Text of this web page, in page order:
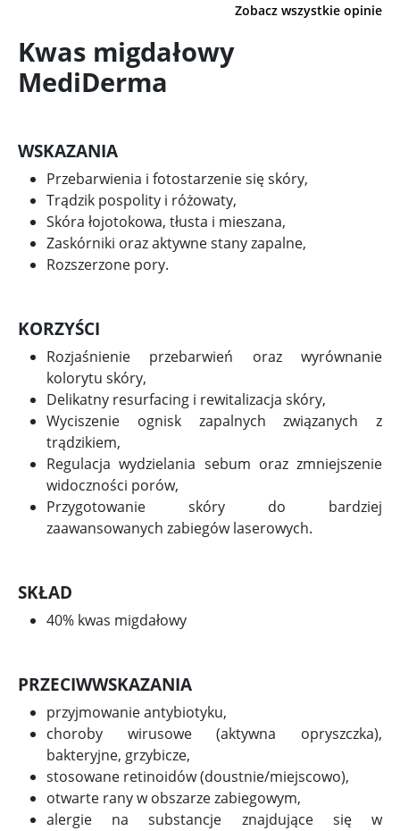
Zobacz wszystkie opinie
Kwas migdałowy
MediDerma
WSKAZANIA
Przebarwienia i fotostarzenie się skóry,
Trądzik pospolity i różowaty,
Skóra łojotokowa, tłusta i mieszana,
Zaskórniki oraz aktywne stany zapalne,
Rozszerzone pory.
KORZYŚCI
Rozjaśnienie przebarwień oraz wyrównanie
kolorytu skóry,
Delikatny resurfacing i rewitalizacja skóry,
Wyciszenie ognisk zapalnych związanych z
trądzikiem,
Regulacja wydzielania sebum oraz zmniejszenie
widoczności porów,
Przygotowanie skóry do bardziej
zaawansowanych zabiegów laserowych.
SKŁAD
40% kwas migdałowy
PRZECIWWSKAZANIA
przyjmowanie antybiotyku,
choroby wirusowe (aktywna opryszczka),
bakteryjne, grzybicze,
stosowane retinoidów (doustnie/miejscowo),
otwarte rany w obszarze zabiegowym,
alergie na substancje znajdujące się w